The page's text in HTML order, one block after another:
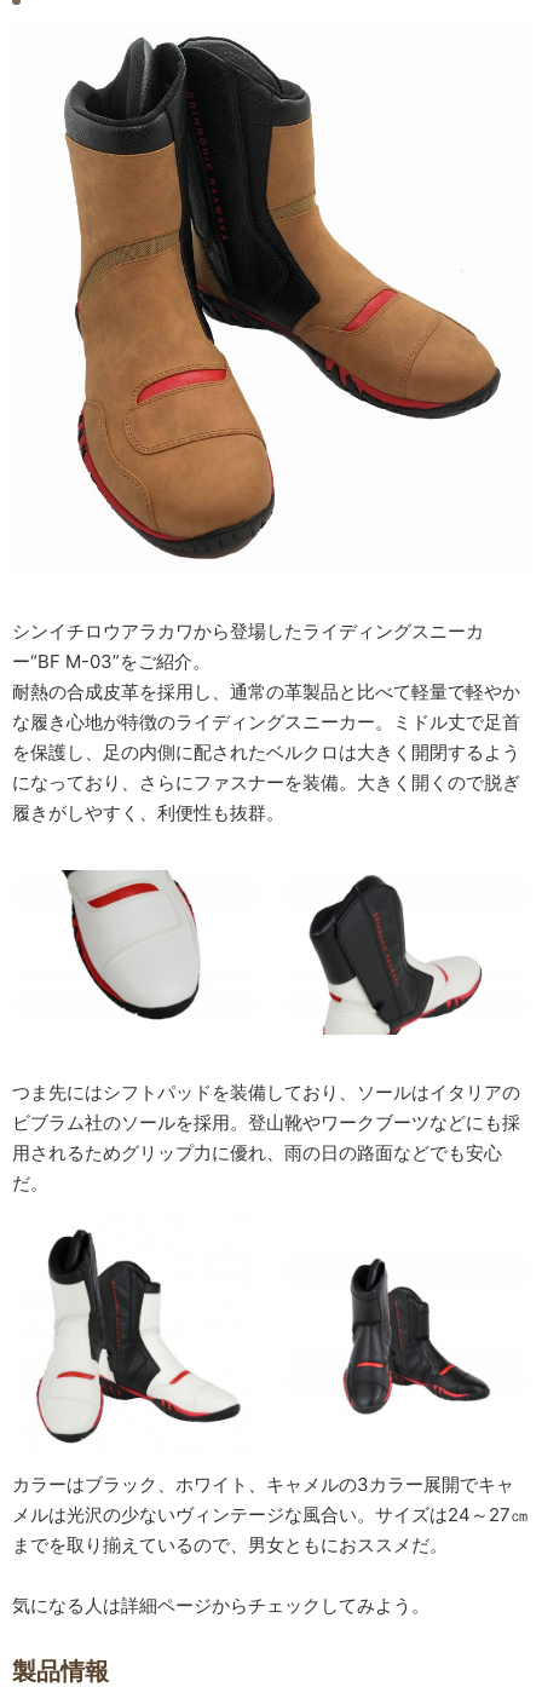
シンイチロウアラカワから登場したライディングスニーカ
ー“BF M-03”をご紹介。
耐熱の合成皮革を採用し、通常の革製品と比べて軽量で軽やか
な履き心地が特徴のライディングスニーカー。ミドル丈で足首
を保護し、足の内側に配されたベルクロは大きく開閉するよう
になっており、さらにファスナーを装備。大きく開くので脱ぎ
履きがしやすく、利便性も抜群。
つま先にはシフトパッドを装備しており、ソールはイタリアの
ビブラム社のソールを採用。登山靴やワークブーツなどにも採
用されるためグリップ力に優れ、雨の日の路面などでも安心
だ。
カラーはブラック、ホワイト、キャメルの3カラー展開でキャ
メルは光沢の少ないヴィンテージな風合い。サイズは24～27㎝
までを取り揃えているので、男女ともにおススメだ。
気になる人は詳細ページからチェックしてみよう。
製品情報